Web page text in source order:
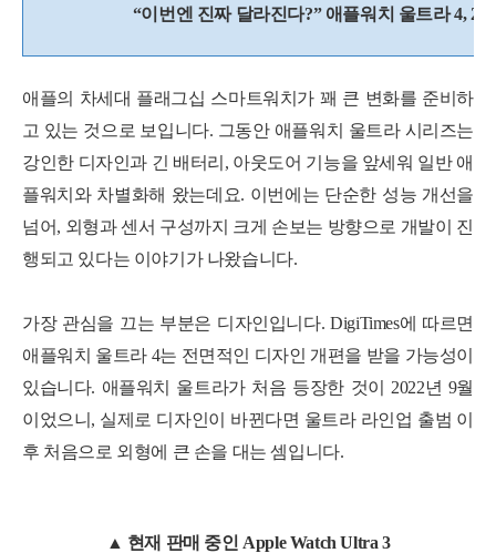
“이번엔 진짜 달라진다?” 애플워치 울트라 4,
애플의 차세대 플래그십 스마트워치가 꽤 큰 변화를 준비하
고 있는 것으로 보입니다. 그동안 애플워치 울트라 시리즈는
강인한 디자인과 긴 배터리, 아웃도어 기능을 앞세워 일반 애
플워치와 차별화해 왔는데요. 이번에는 단순한 성능 개선을
넘어, 외형과 센서 구성까지 크게 손보는 방향으로 개발이 진
행되고 있다는 이야기가 나왔습니다.
가장 관심을 끄는 부분은 디자인입니다. DigiTimes에 따르면
애플워치 울트라 4는 전면적인 디자인 개편을 받을 가능성이
있습니다. 애플워치 울트라가 처음 등장한 것이 2022년 9월
이었으니, 실제로 디자인이 바뀐다면 울트라 라인업 출범 이
후 처음으로 외형에 큰 손을 대는 셈입니다.
▲ 현재 판매 중인 Apple Watch Ultra 3